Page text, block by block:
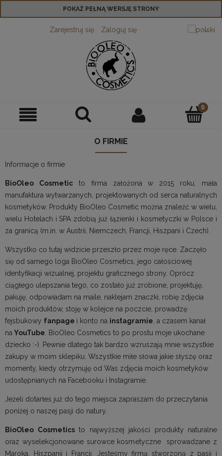
POKAŻ PEŁNĄ WERSJĘ STRONY
Zarejestruj się Zaloguj się
O FIRMIE
Informacje o firmie
BioOleo Cosmeticto firma założona w 2015 roku, mała
manufaktura wytwarzanych, projektowanych od serca naturalnych
kosmetyków. Produkty BioOleo Cosmetic można znaleźć w wielu,
wielu Hotelach i SPA zdobią już łązienki i kosmetyczki w Polsce i
za granicą (m.in. w Austrii, Niemczech, Francji, Hiszpani i Czech).
Wszystko co tutaj widzicie przeszło przez moje ręce. Zaczęło
się od samego loga BioOleo Cosmetics, jego całościowej
identyfikacji wizualnej, projektu graficznego strony. Oprócz
ciągłego ulepszania tego, co zostało już zrobione, projektuję,
pakuję, odpowiadam na maile, naklejam znaczki, robię zdjęcia
moich produktów, stoję w kolejce na poczcie, prowadzę
fejsbukowy fanpage i konto na instagramie , a czasem kanał
na YouTube . BioOleo Cosmetics to po prostu moje ukochane
dziecko :-). Pewnie dlatego tak bardzo wzruszają mnie wszystkie
zakupy w moim sklepiku. Wszystkie miłe słowa jakie słyszę oraz
momenty, kiedy otrzymuję od Was zdjęcia moich kosmetyków
udostępnianych na Facebooku i Instagramie.
Jeżeli dotarłeś już do tego miejsca zapraszam do przeczytania
poniżej o naszej pasji do natury.
BioOleo Cosmeticsto najwyższej jakości produkty naturalne
oraz wyselekcjonowane surowce kosmetyczne sprowadzane z
Maroka, Hiszpanii i Francji. Jesteśmy firmą stworzoną z pasji i